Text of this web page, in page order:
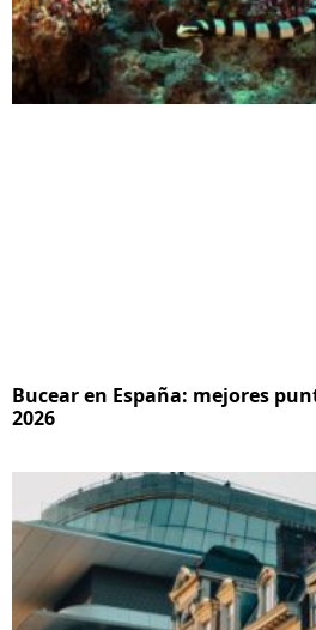
Bucear en España: mejores
2026